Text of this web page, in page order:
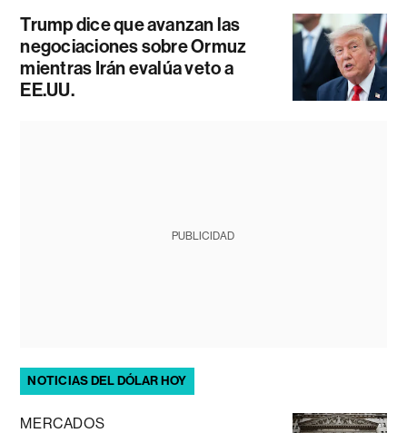
Trump dice que avanzan las
negociaciones sobre Ormuz
mientras Irán evalúa veto a
EE.UU.
PUBLICIDAD
NOTICIAS DEL DÓLAR HOY
MERCADOS